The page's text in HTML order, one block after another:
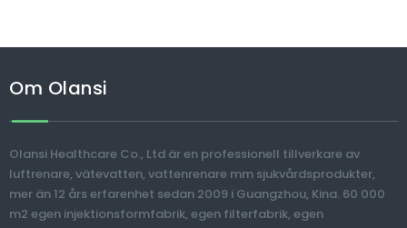
Om Olansi
Olansi Healthcare Co., Ltd är en professionell tillverkare av
luftrenare, vätevatten, vattenrenare mm sjukvårdsprodukter,
mer än 12 års erfarenhet sedan 2009 i Guangzhou, Kina. 60 000
m2 egen injektionsformfabrik, egen filterfabrik, egen